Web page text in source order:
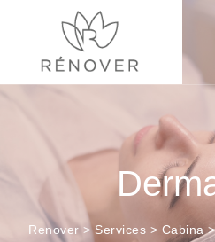
Renover>Services > Cabina